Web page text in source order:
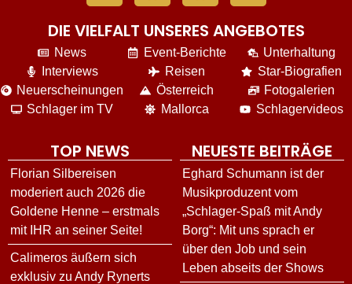
DIE VIELFALT UNSERES ANGEBOTES
News
Interviews
Neuerscheinungen
Schlager im TV
Event-Berichte
Reisen
Österreich
Mallorca
Unterhaltung
Star-Biografien
Fotogalerien
Schlagervideos
TOP NEWS
Florian Silbereisen
moderiert auch 2026 die
Goldene Henne – erstmals
mit IHR an seiner Seite!
Calimeros äußern sich
exklusiv zu Andy Rynerts
NEUESTE BEITRÄGE
Eghard Schumann ist der
Musikproduzent vom
„Schlager-Spaß mit Andy
Borg“: Mit uns sprach er
über den Job und sein
Leben abseits der Shows